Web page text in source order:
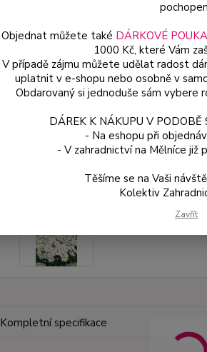
Kompletní specifikace
Objednat můžete také DÁRKOVÉ
1000 Kč, které Vám
V případě zájmu můžete udělat radost
uplatnit v e-shopu nebo osobně v
Obdarovaný si jednoduše sám vybere
DÁREK K NÁKUPU V PODOBĚ
- Na eshopu při
- V zahradnictví na Mělníce již
Těšíme se na Vaši
Kolektiv
Zavřít